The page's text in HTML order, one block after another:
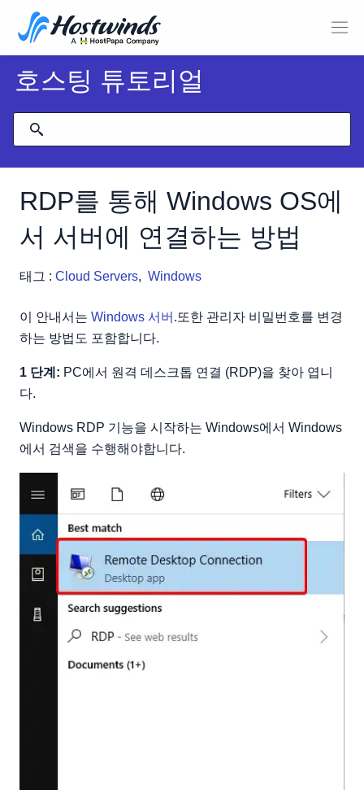
호스팅 튜토리얼
RDP를 통해 Windows OS에
서 서버에 연결하는 방법
태그 : Cloud Servers, Windows
이 안내서는 Windows 서버 .또한 관리자 비밀번호를 변경
하는 방법도 포함합니다.
1 단계: PC에서 원격 데스크톱 연결 (RDP)을 찾아 엽니
다.
Windows RDP 기능을 시작하는 Windows에서 Windows
에서 검색을 수행해야합니다.